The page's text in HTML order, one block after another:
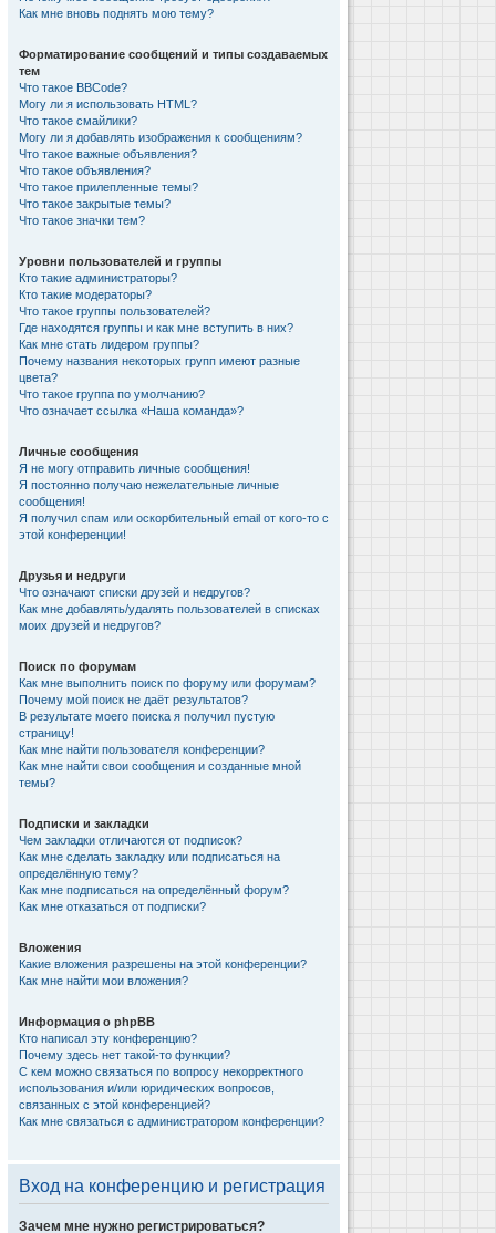
Как мне вновь поднять мою тему?
Форматирование сообщений и типы создаваемых
тем
Что такое BBCode?
Могу ли я использовать HTML?
Что такое смайлики?
Могу ли я добавлять изображения к сообщениям?
Что такое важные объявления?
Что такое объявления?
Что такое прилепленные темы?
Что такое закрытые темы?
Что такое значки тем?
Уровни пользователей и группы
Кто такие администраторы?
Кто такие модераторы?
Что такое группы пользователей?
Где находятся группы и как мне вступить в них?
Как мне стать лидером группы?
Почему названия некоторых групп имеют разные
цвета?
Что такое группа по умолчанию?
Что означает ссылка «Наша команда»?
Личные сообщения
Я не могу отправить личные сообщения!
Я постоянно получаю нежелательные личные
сообщения!
Я получил спам или оскорбительный email от кого-то с
этой конференции!
Друзья и недруги
Что означают списки друзей и недругов?
Как мне добавлять/удалять пользователей в списках
моих друзей и недругов?
Поиск по форумам
Как мне выполнить поиск по форуму или форумам?
Почему мой поиск не даёт результатов?
В результате моего поиска я получил пустую
страницу!
Как мне найти пользователя конференции?
Как мне найти свои сообщения и созданные мной
темы?
Подписки и закладки
Чем закладки отличаются от подписок?
Как мне сделать закладку или подписаться на
определённую тему?
Как мне подписаться на определённый форум?
Как мне отказаться от подписки?
Вложения
Какие вложения разрешены на этой конференции?
Как мне найти мои вложения?
Информация о phpBB
Кто написал эту конференцию?
Почему здесь нет такой-то функции?
С кем можно связаться по вопросу некорректного
использования и/или юридических вопросов,
связанных с этой конференцией?
Как мне связаться с администратором конференции?
Вход на конференцию и регистрация
Зачем мне нужно регистрироваться?